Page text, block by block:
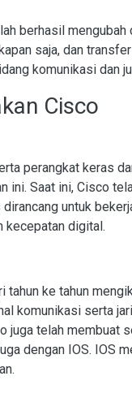
berhasil mengubah
saja, dan
komunikasi dan
Cisco
perangkat keras
ini. Saat ini, Cisco
untuk
kecepatan digital.
ke tahun
komunikasi serta
juga telah membuat
dengan IOS. IOS